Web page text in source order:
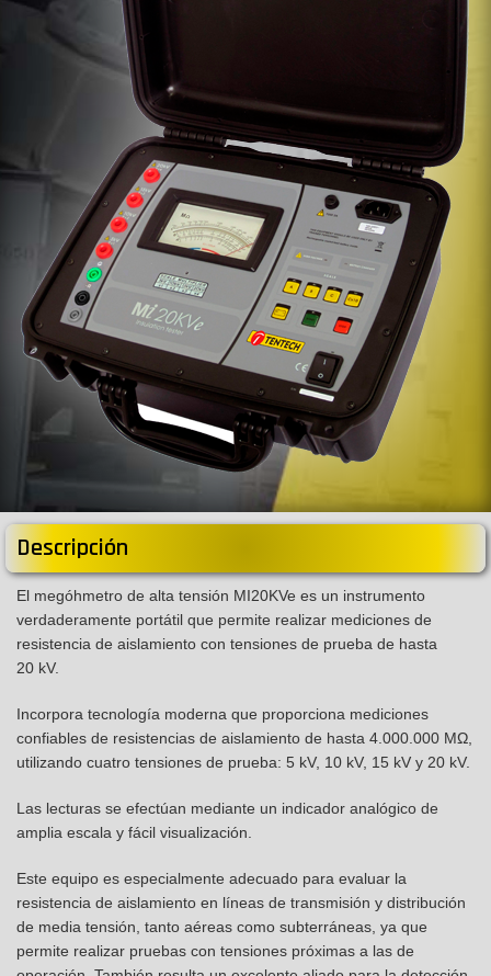
Descripción
El megóhmetro de alta tensión MI20KVe es un instrumento
verdaderamente portátil que permite realizar mediciones de
resistencia de aislamiento con tensiones de prueba de hasta
20 kV.
Incorpora tecnología moderna que proporciona mediciones
confiables de resistencias de aislamiento de hasta 4.000.000 MΩ,
utilizando cuatro tensiones de prueba: 5 kV, 10 kV, 15 kV y 20 kV.
Las lecturas se efectúan mediante un indicador analógico de
amplia escala y fácil visualización.
Este equipo es especialmente adecuado para evaluar la
resistencia de aislamiento en líneas de transmisión y distribución
de media tensión, tanto aéreas como subterráneas, ya que
permite realizar pruebas con tensiones próximas a las de